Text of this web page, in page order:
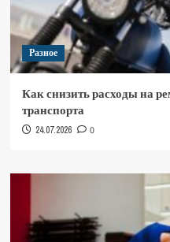
Разное
Как снизить расходы на
транспорта
24.07.2026 0